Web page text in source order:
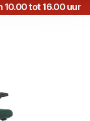
tot 16.00 uur